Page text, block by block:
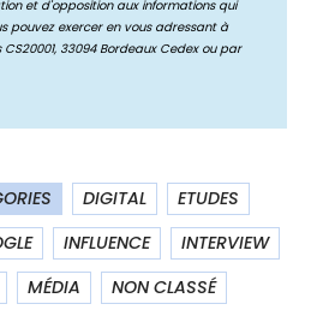
DIGITAL
ETUDES
INFLUENCE
INTERVIEW
MÉDIA
NON CLASSÉ